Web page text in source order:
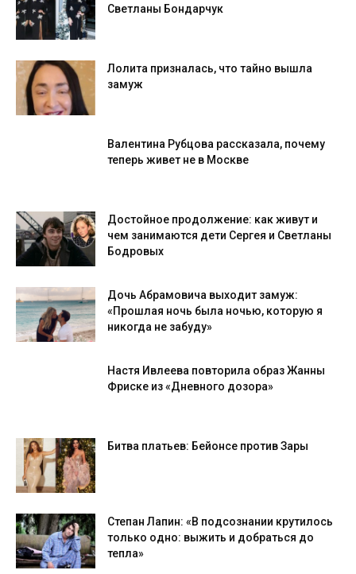
Светланы Бондарчук
Лолита призналась, что тайно вышла
замуж
Валентина Рубцова рассказала, почему
теперь живет не в Москве
Достойное продолжение: как живут и
чем занимаются дети Сергея и Светланы
Бодровых
Дочь Абрамовича выходит замуж:
«Прошлая ночь была ночью, которую я
никогда не забуду»
Настя Ивлеева повторила образ Жанны
Фриске из «Дневного дозора»
Битва платьев: Бейонсе против Зары
Степан Лапин: «В подсознании крутилось
только одно: выжить и добраться до
тепла»